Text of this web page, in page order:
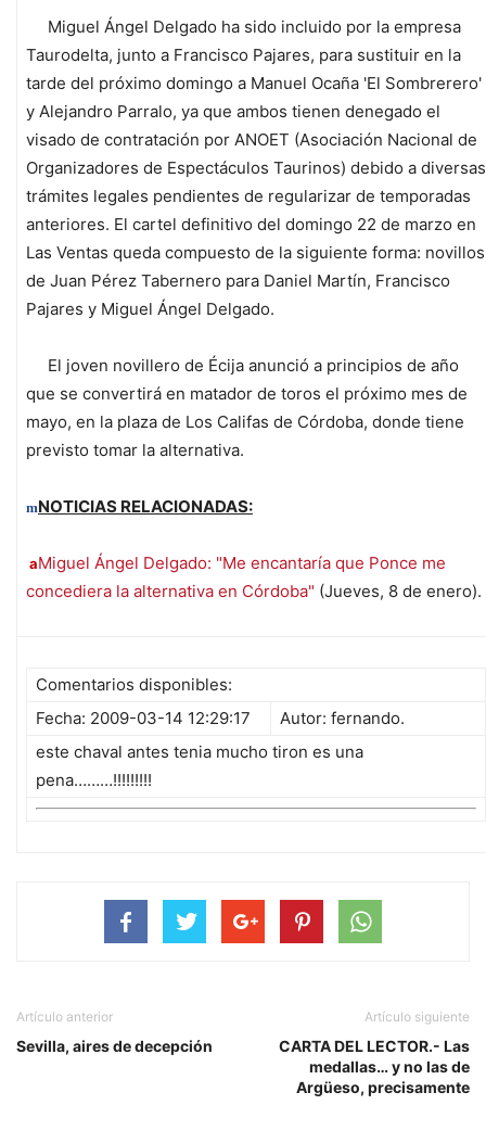
Miguel Ángel Delgado ha sido incluido por la empresa
Taurodelta, junto a Francisco Pajares, para sustituir en la
tarde del próximo domingo a Manuel Ocaña 'El Sombrerero'
y Alejandro Parralo, ya que ambos tienen denegado el
visado de contratación por ANOET (Asociación Nacional de
Organizadores de Espectáculos Taurinos) debido a diversas
trámites legales pendientes de regularizar de temporadas
anteriores. El cartel definitivo del domingo 22 de marzo en
Las Ventas queda compuesto de la siguiente forma: novillos
de Juan Pérez Tabernero para Daniel Martín, Francisco
Pajares y Miguel Ángel Delgado.
El joven novillero de Écija anunció a principios de año
que se convertirá en matador de toros el próximo mes de
mayo, en la plaza de Los Califas de Córdoba, donde tiene
previsto tomar la alternativa.
mNOTICIAS RELACIONADAS:
aMiguel Ángel Delgado: "Me encantaría que Ponce me
concediera la alternativa en Córdoba" (Jueves, 8 de enero).
Comentarios disponibles:
Fecha: 2009-03-14 12:29:17
Autor: fernando.
este chaval antes tenia mucho tiron es una
pena………!!!!!!!!!
Artículo anterior
Sevilla, aires de decepción
Artículo siguiente
CARTA DEL LECTOR.- Las
medallas… y no las de
Argüeso, precisamente